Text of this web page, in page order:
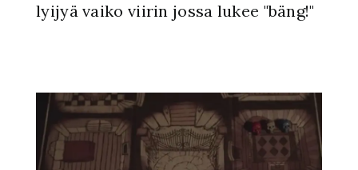
lyijyä vaiko viirin jossa lukee "bäng!"